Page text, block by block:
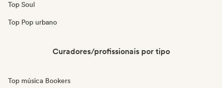
Top Soul
Top Pop urbano
Curadores/profissionais por tipo
Top música Bookers